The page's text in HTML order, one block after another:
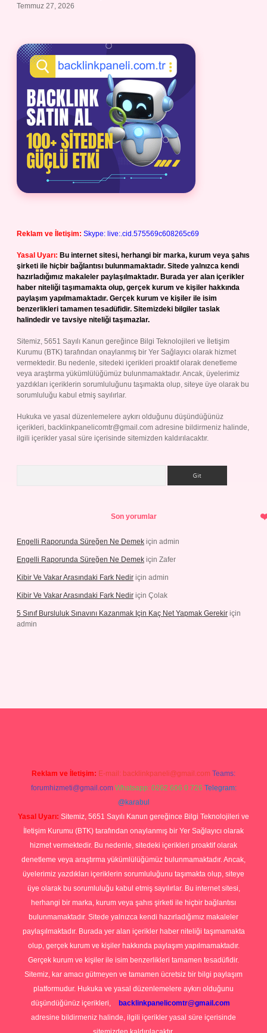
Temmuz 27, 2026
Reklam ve İletişim: Skype: live:.cid.575569c608265c69
Yasal Uyarı: Bu internet sitesi, herhangi bir marka, kurum veya şahıs
şirketi ile hiçbir bağlantısı bulunmamaktadır. Sitede yalnızca kendi
hazırladığımız makaleler paylaşılmaktadır. Burada yer alan içerikler
haber niteliği taşımamakta olup, gerçek kurum ve kişiler hakkında
paylaşım yapılmamaktadır. Gerçek kurum ve kişiler ile isim
benzerlikleri tamamen tesadüfidir. Sitemizdeki bilgiler taslak
halindedir ve tavsiye niteliği taşımazlar.
Sitemiz, 5651 Sayılı Kanun gereğince Bilgi Teknolojileri ve İletişim
Kurumu (BTK) tarafından onaylanmış bir Yer Sağlayıcı olarak hizmet
vermektedir. Bu nedenle, sitedeki içerikleri proaktif olarak denetleme
veya araştırma yükümlülüğümüz bulunmamaktadır. Ancak, üyelerimiz
yazdıkları içeriklerin sorumluluğunu taşımakta olup, siteye üye olarak bu
sorumluluğu kabul etmiş sayılırlar.
Hukuka ve yasal düzenlemelere aykırı olduğunu düşündüğünüz
içerikleri, backlinkpanelicomtr@gmail.com adresine bildirmeniz halinde,
ilgili içerikler yasal süre içerisinde sitemizden kaldırılacaktır.
Son yorumlar
Engelli Raporunda Süreğen Ne Demek için admin
Engelli Raporunda Süreğen Ne Demek için Zafer
Kibir Ve Vakar Arasındaki Fark Nedir için admin
Kibir Ve Vakar Arasındaki Fark Nedir için Çolak
5 Sınıf Bursluluk Sınavını Kazanmak Için Kaç Net Yapmak Gerekir için
admin
Reklam ve İletişim: E-mail: backlinkpaneli@gmail.com Teams:
forumhizmeti@gmail.com Whatsapp: 0262 606 0 726 Telegram:
@karabul
Yasal Uyarı: Sitemiz, 5651 Sayılı Kanun gereğince Bilgi Teknolojileri ve
İletişim Kurumu (BTK) tarafından onaylanmış bir Yer Sağlayıcı olarak
hizmet vermektedir. Bu nedenle, sitedeki içerikleri proaktif olarak
denetleme veya araştırma yükümlülüğümüz bulunmamaktadır. Ancak,
üyelerimiz yazdıkları içeriklerin sorumluluğunu taşımakta olup, siteye
üye olarak bu sorumluluğu kabul etmiş sayılırlar. Bu internet sitesi,
herhangi bir marka, kurum veya şahıs şirketi ile hiçbir bağlantısı
bulunmamaktadır. Sitede yalnızca kendi hazırladığımız makaleler
paylaşılmaktadır. Burada yer alan içerikler haber niteliği taşımamakta
olup, gerçek kurum ve kişiler hakkında paylaşım yapılmamaktadır.
Gerçek kurum ve kişiler ile isim benzerlikleri tamamen tesadüfidir.
Sitemiz, kar amacı gütmeyen ve tamamen ücretsiz bir bilgi paylaşım
platformudur. Hukuka ve yasal düzenlemelere aykırı olduğunu
düşündüğünüz içerikleri,
backlinkpanelicomtr@gmail.com
adresine bildirmeniz halinde, ilgili içerikler yasal süre içerisinde